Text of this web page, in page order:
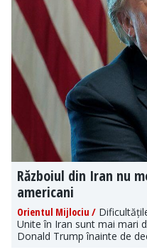
Războiul din Iran nu
americani
Orientul Mijlociu /
Unite în Iran sunt mai mari
Donald Trump înainte de